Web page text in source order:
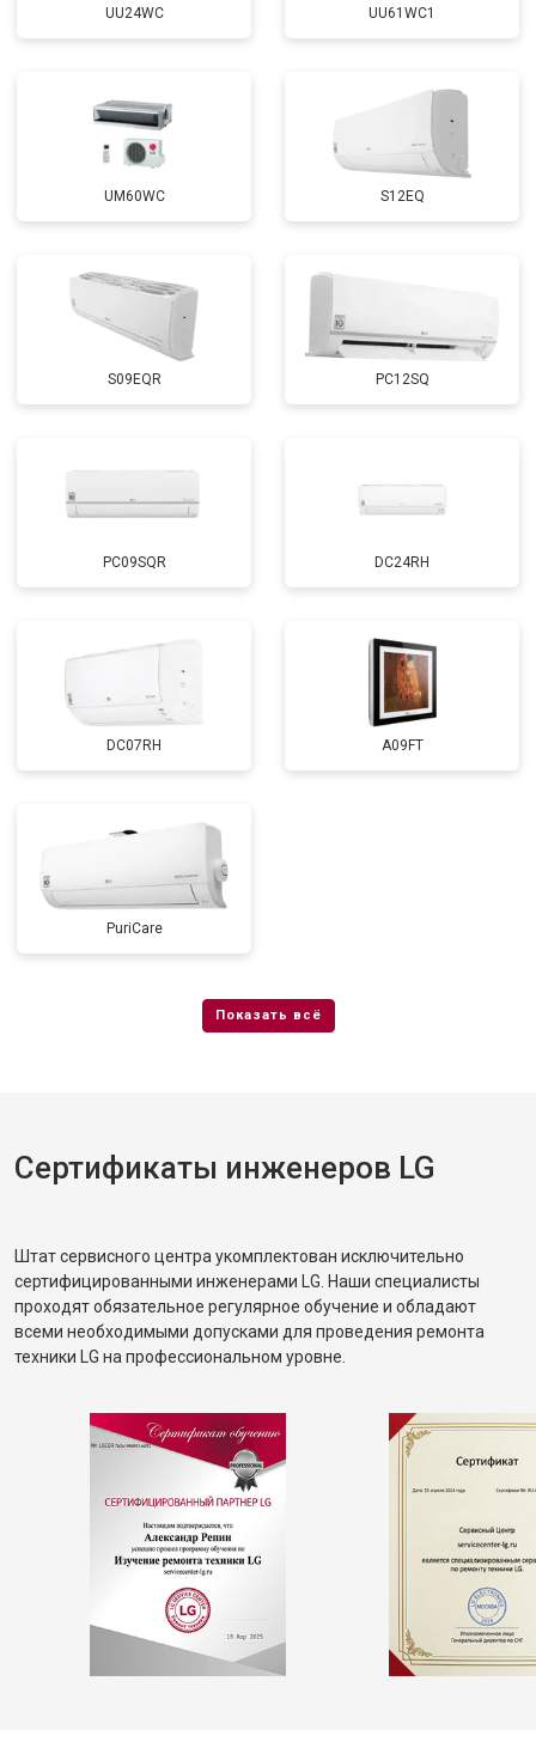
UU24WC UU61WC1
UM60WC S12EQ
S09EQR PC12SQ
PC09SQR DC24RH
DC07RH A09FT
PuriCare
Сертификаты инженеров LG
Штат сервисного центра укомплектован исключительно
сертифицированными инженерами LG. Наши специалисты
проходят обязательное регулярное обучение и обладают
всеми необходимыми допусками для проведения ремонта
техники LG на профессиональном уровне.